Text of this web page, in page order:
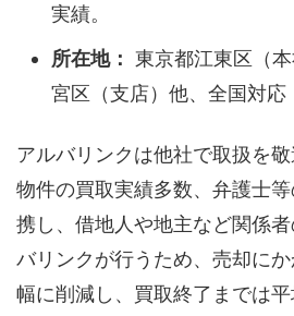
実績。
所在地： 東京都江東区（
宮区（支店）他、全国対応
アルバリンクは他社で取扱を
物件の買取実績多数、弁護士
携し、借地人や地主など関係
バリンクが行うため、売却に
幅に削減し、買取終了までは